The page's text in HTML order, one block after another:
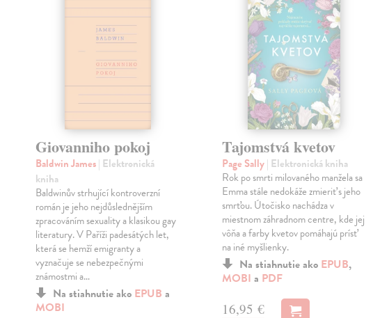
Giovanniho pokoj
Baldwin James| Elektronická
kniha
Baldwinův strhující kontroverzní
román je jeho nejdůslednějším
zpracováním sexuality a klasikou gay
literatury. V Paříži padesátých let,
která se hemží emigranty a
vyznačuje se nebezpečnými
známostmi a…
Na stiahnutie ako EPUB a
MOBI
Tajomstvá kvetov
Page Sally| Elektronická kniha
Rok po smrti milovaného manžela sa
Emma stále nedokáže zmieriť s jeho
smrťou. Útočisko nachádza v
miestnom záhradnom centre, kde jej
vôňa a farby kvetov pomáhajú prísť
na iné myšlienky.
Na stiahnutie ako EPUB,
MOBI a PDF
16,95 €